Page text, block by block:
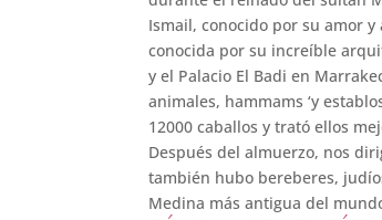
Ismail, conocido por su amor
conocida por su increíble
y el Palacio El Badi en
animales, hammams ‘y
12000 caballos y trató ellos
Después del almuerzo, nos
también hubo bereberes,
Medina más antigua del